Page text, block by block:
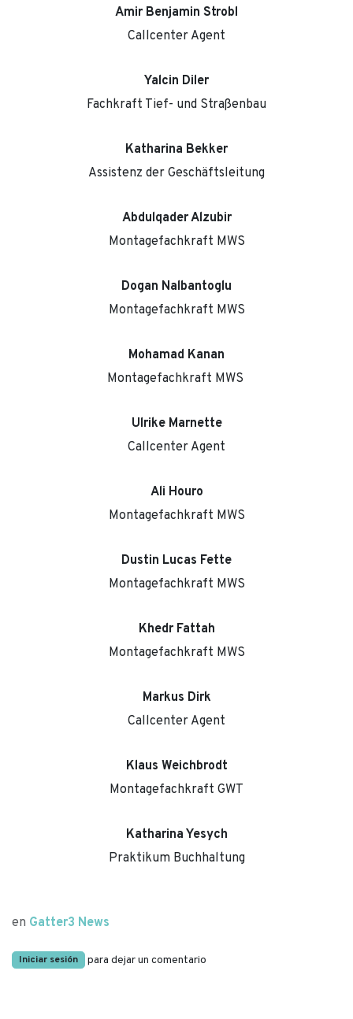
Amir Benjamin Strobl
Callcenter Agent
Yalcin Diler
Fachkraft Tief- und Straßenbau
Katharina Bekker
Assistenz der Geschäftsleitung
Abdulqader Alzubir
Montagefachkraft MWS
Dogan Nalbantoglu
Montagefachkraft MWS
Mohamad Kanan
Montagefachkraft MWS
Ulrike Marnette
Callcenter Agent
Ali Houro
Montagefachkraft MWS
Dustin Lucas Fette
Montagefachkraft MWS
Khedr Fattah
Montagefachkraft MWS
Markus Dirk
Callcenter Agent
Klaus Weichbrodt
Montagefachkraft GWT
Katharina Yesych
Praktikum Buchhaltung
en Gatter3 News
Iniciar sesión para dejar un comentario